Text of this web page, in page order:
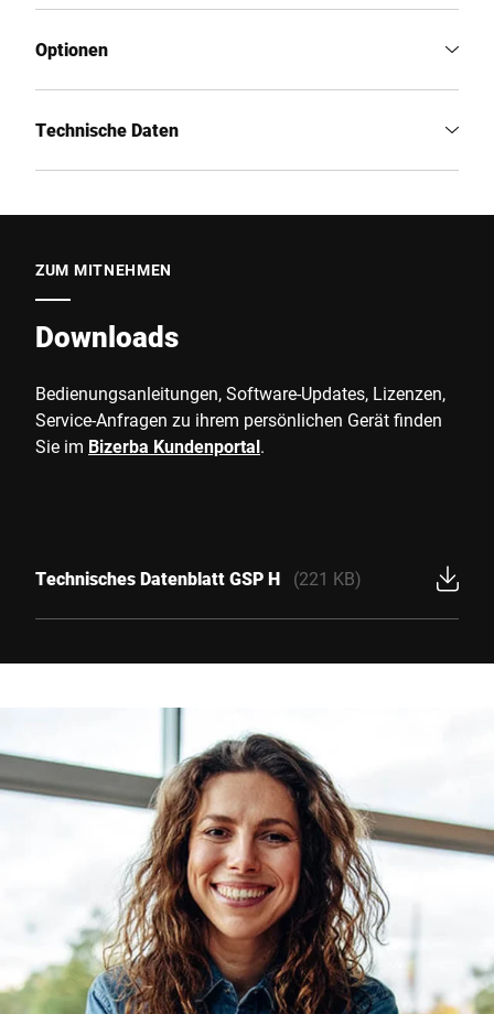
Optionen
Technische Daten
ZUM MITNEHMEN
Downloads
Bedienungsanleitungen, Software-Updates, Lizenzen,
Service-Anfragen zu ihrem persönlichen Gerät finden
Sie im Bizerba Kundenportal.
Technisches Datenblatt GSP H (221 KB)